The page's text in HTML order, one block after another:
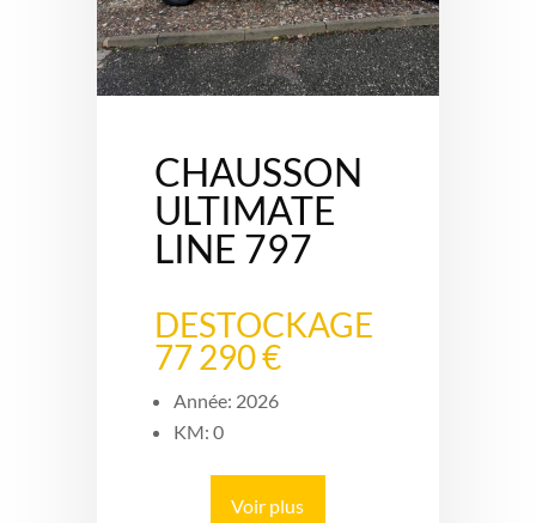
CHAUSSON
ULTIMATE
LINE 797
DESTOCKAGE
77 290 €
Année: 2026
KM: 0
Voir plus